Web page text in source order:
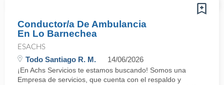
Conductor/a De Ambulancia
En Lo Barnechea
ESACHS
Todo Santiago R. M. 14/06/2026
¡En Achs Servicios te estamos buscando! Somos una
Empresa de servicios, que cuenta con el respaldo y